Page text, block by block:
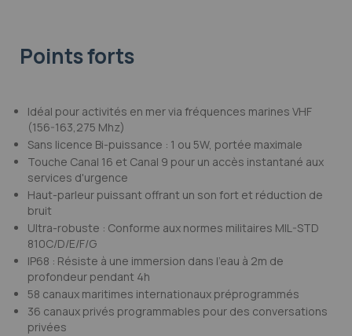
Points forts
Idéal pour activités en mer via fréquences marines VHF
(156-163,275 Mhz)
Sans licence Bi-puissance : 1 ou 5W, portée maximale
Touche Canal 16 et Canal 9 pour un accès instantané aux
services d'urgence
Haut-parleur puissant offrant un son fort et réduction de
bruit
Ultra-robuste : Conforme aux normes militaires MIL-STD
810C/D/E/F/G
IP68 : Résiste à une immersion dans l'eau à 2m de
profondeur pendant 4h
58 canaux maritimes internationaux préprogrammés
36 canaux privés programmables pour des conversations
privées